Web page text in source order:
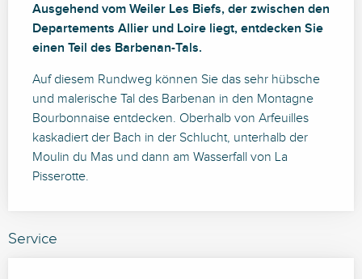
Ausgehend vom Weiler Les Biefs, der zwischen den
Departements Allier und Loire liegt, entdecken Sie
einen Teil des Barbenan-Tals.
Auf diesem Rundweg können Sie das sehr hübsche
und malerische Tal des Barbenan in den Montagne
Bourbonnaise entdecken. Oberhalb von Arfeuilles
kaskadiert der Bach in der Schlucht, unterhalb der
Moulin du Mas und dann am Wasserfall von La
Pisserotte.
Service